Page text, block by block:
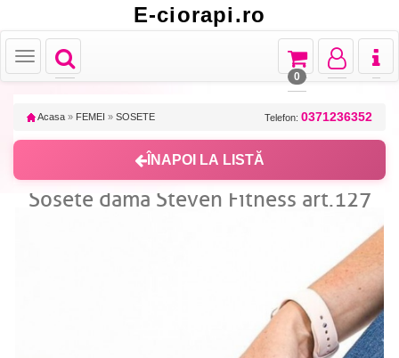
E-ciorapi.ro
Toggle
navigation
Toggle
Toggle
navigation
Toggle
navigation
Toggle
navigation
0
Acasa » FEMEI » SOSETE Telefon: 0371236352
ÎNAPOI LA LISTĂ
Sosete dama Steven Fitness art.127